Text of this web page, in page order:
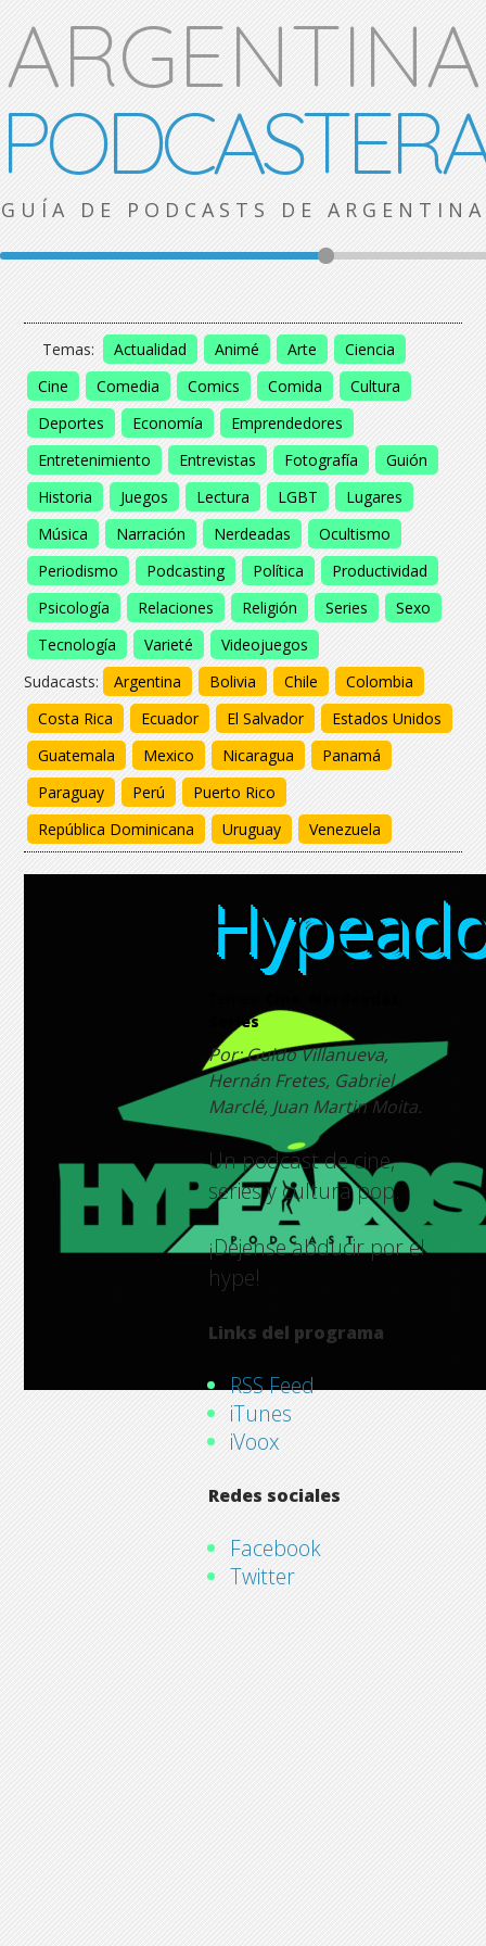
ARGENTINA
GUÍA DE PODCASTS DE ARGENTINA
Temas: Actualidad Animé Arte
Ciencia
Cine
Comedia Comics Comida
Cultura
Deportes
Economía
Emprendedores
Entretenimiento
Entrevistas Fotografía
Guión
Historia
Juegos Lectura LGBT
Lugares
Música
Narración Nerdeadas
Ocultismo
Periodismo
Podcasting Política
Productividad
Psicología
Relaciones Religión Series
Sexo
Tecnología
Varieté
Videojuegos
Sudacasts:
Argentina Bolivia Chile
Colombia
Costa Rica
Ecuador El Salvador
Estados Unidos
Guatemala
Mexico Nicaragua
Panamá
Paraguay
Perú
Puerto Rico
República Dominicana
Uruguay Venezuela
Series
Por: Guido Villanueva,
Hernán Fretes, Gabriel
Marclé, Juan Martin Moita.
Un podcast de cine,
series y cultura pop.
¡Déjense abducir por el
hype!
Links del programa
RSS Feed
iTunes
iVoox
Redes sociales
Facebook
Twitter